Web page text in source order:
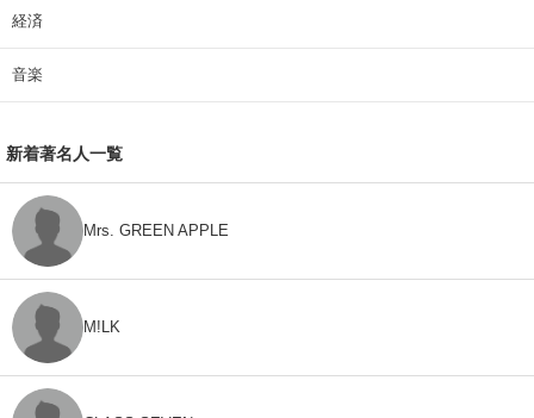
経済
音楽
新着著名人一覧
Mrs. GREEN APPLE
M!LK